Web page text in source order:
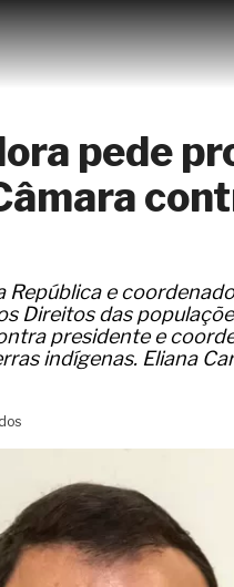
pede
e
Direitos das
presidente e
indígenas. Eliana